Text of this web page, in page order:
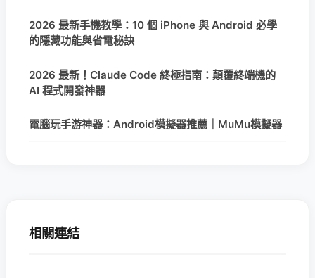
2026 最新手機教學：10 個 iPhone 與 Android 必學
的隱藏功能與省電秘訣
2026 最新！Claude Code 終極指南：顛覆終端機的
AI 程式開發神器
電腦玩手游神器：Android模擬器推薦｜MuMu模擬器
相關連結